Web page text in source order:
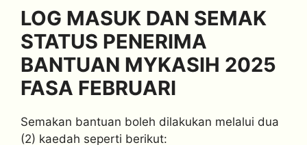
LOG MASUK DAN SEMAK
STATUS PENERIMA
BANTUAN MYKASIH 2025
FASA FEBRUARI
Semakan bantuan boleh dilakukan melalui dua
(2) kaedah seperti berikut: